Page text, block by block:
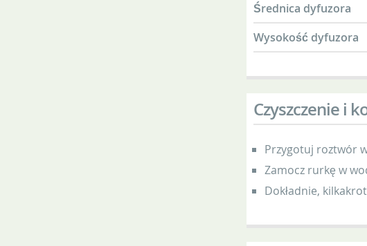
Średnica dyfuzora
Wysokość dyfuzora
Czyszczenie i
Przygotuj roztwór
Zamocz rurkę w
Dokładnie,